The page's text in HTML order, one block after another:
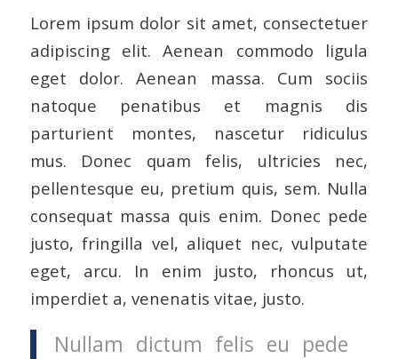
Lorem ipsum dolor sit amet, consectetuer
adipiscing elit. Aenean commodo ligula
eget dolor. Aenean massa. Cum sociis
natoque penatibus et magnis dis
parturient montes, nascetur ridiculus
mus. Donec quam felis, ultricies nec,
pellentesque eu, pretium quis, sem. Nulla
consequat massa quis enim. Donec pede
justo, fringilla vel, aliquet nec, vulputate
eget, arcu. In enim justo, rhoncus ut,
imperdiet a, venenatis vitae, justo.
Nullam dictum felis eu pede